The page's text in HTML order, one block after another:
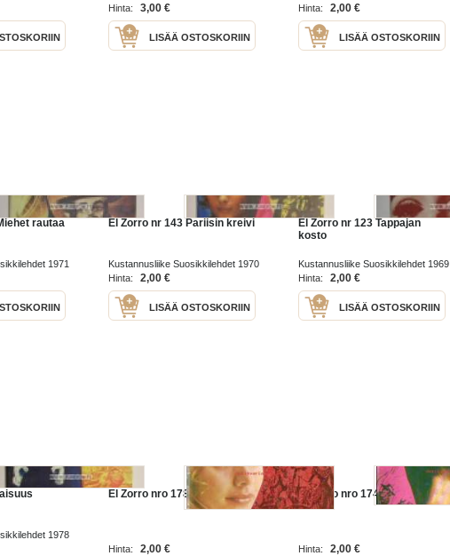
Hinta:
3,00 €
LISÄÄ OSTOSKORIIN
Hinta:
2,00 €
LISÄÄ OSTOSKORIIN
rautaa
1971
El Zorro nr 143 Pariisin kreivi
Kustannusliike Suosikkilehdet 1970
Hinta:
2,00 €
LISÄÄ OSTOSKORIIN
El Zorro nr 123 Tappajan
kosto
Kustannusliike Suosikkilehdet 1969
Hinta:
2,00 €
LISÄÄ OSTOSKORIIN
1978
El Zorro nro 178, 1973 nr 12
Hinta: 2,00 €
El Zorro nro 174, 1973 nr 8
Hinta: 2,00 €